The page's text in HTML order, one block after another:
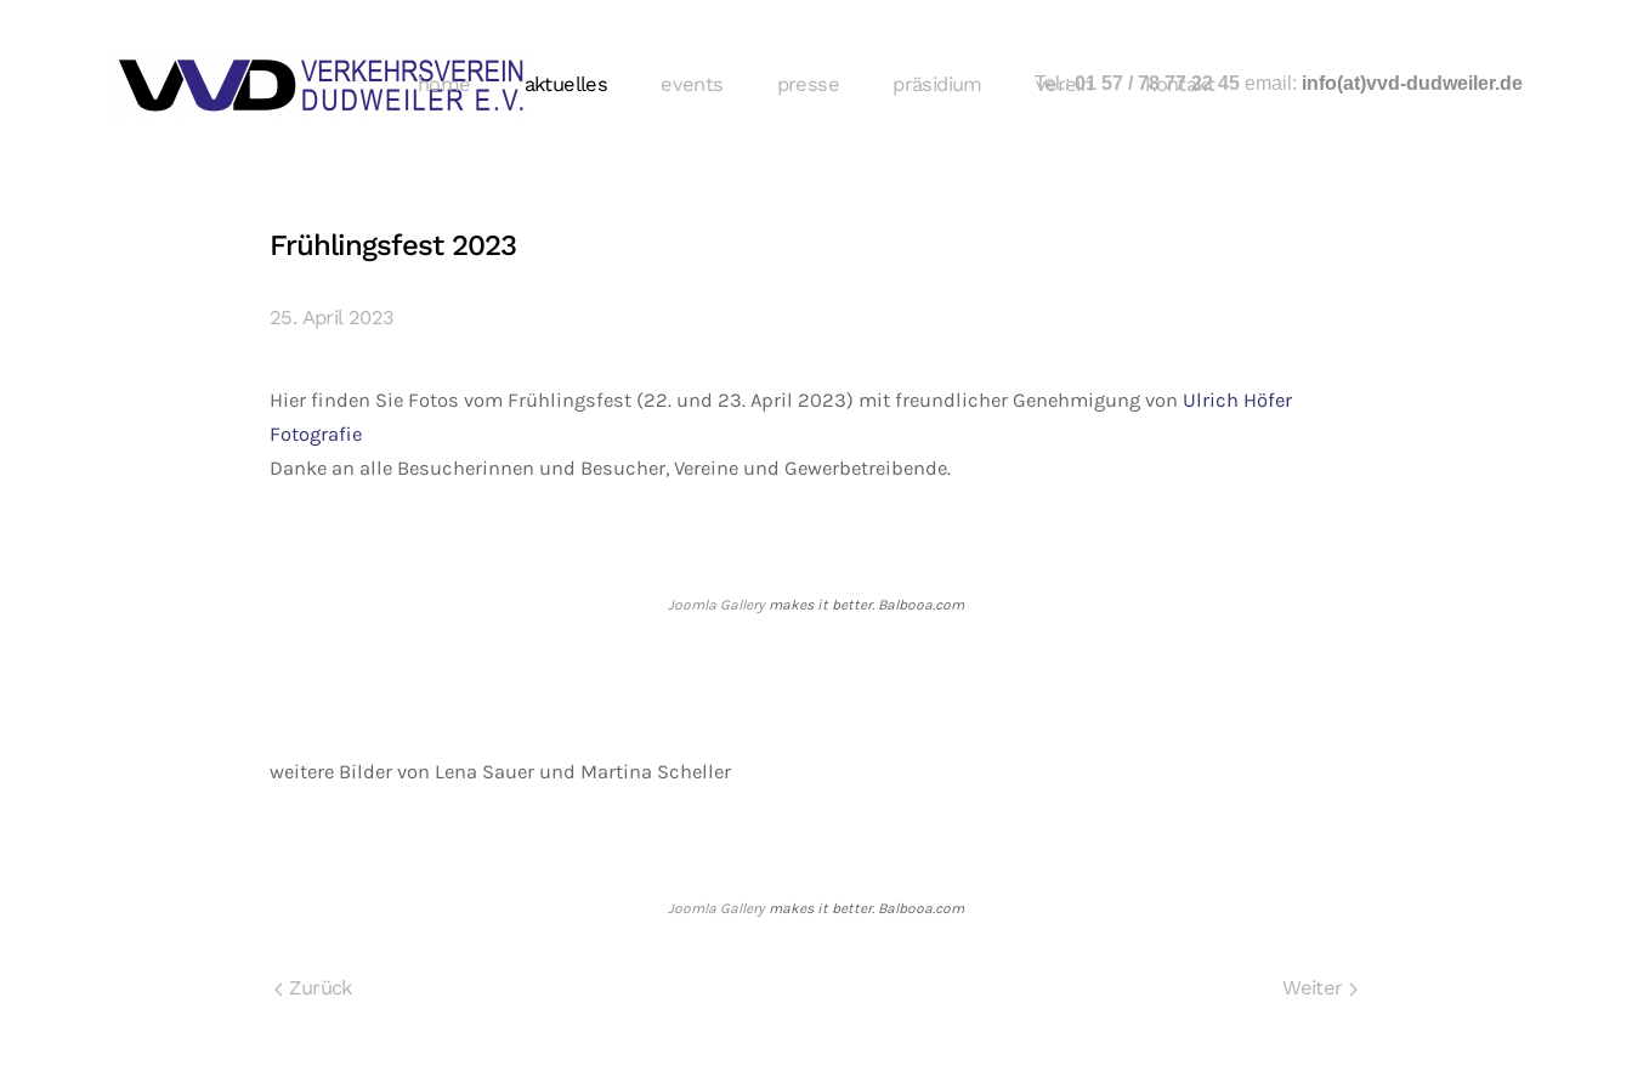
home aktuelles events presse präsidium verein kontakt
Tel.:01 57 / 78 77 22 45 email: info(at)vvd-dudweiler.de
Frühlingsfest 2023
25. April 2023
Hier finden Sie Fotos vom Frühlingsfest (22. und 23. April 2023) mit freundlicher Genehmigung von Ulrich Höfer
Fotografie
Danke an alle Besucherinnen und Besucher, Vereine und Gewerbetreibende.
Joomla Gallerymakes it better. Balbooa.com
weitere Bilder von Lena Sauer und Martina Scheller
Joomla Gallerymakes it better. Balbooa.com
Zurück Weiter